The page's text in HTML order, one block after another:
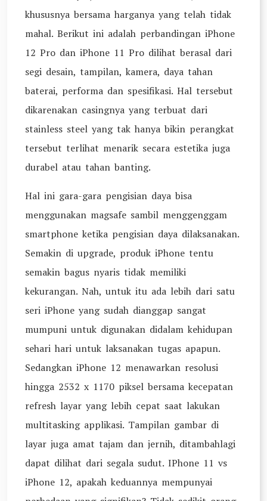
khususnya bersama harganya yang telah tidak
mahal. Berikut ini adalah perbandingan iPhone
12 Pro dan iPhone 11 Pro dilihat berasal dari
segi desain, tampilan, kamera, daya tahan
baterai, performa dan spesifikasi. Hal tersebut
dikarenakan casingnya yang terbuat dari
stainless steel yang tak hanya bikin perangkat
tersebut terlihat menarik secara estetika juga
durabel atau tahan banting.
Hal ini gara-gara pengisian daya bisa
menggunakan magsafe sambil menggenggam
smartphone ketika pengisian daya dilaksanakan.
Semakin di upgrade, produk iPhone tentu
semakin bagus nyaris tidak memiliki
kekurangan. Nah, untuk itu ada lebih dari satu
seri iPhone yang sudah dianggap sangat
mumpuni untuk digunakan didalam kehidupan
sehari hari untuk laksanakan tugas apapun.
Sedangkan iPhone 12 menawarkan resolusi
hingga 2532 x 1170 piksel bersama kecepatan
refresh layar yang lebih cepat saat lakukan
multitasking applikasi. Tampilan gambar di
layar juga amat tajam dan jernih, ditambahlagi
dapat dilihat dari segala sudut. IPhone 11 vs
iPhone 12, apakah keduannya mempunyai